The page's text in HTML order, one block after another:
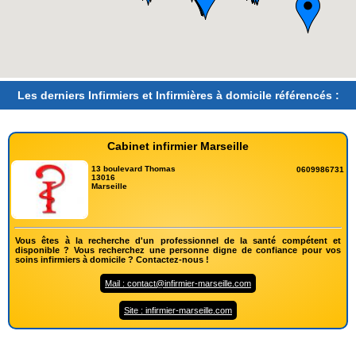
Les derniers Infirmiers et Infirmières à domicile référencés :
Cabinet infirmier Marseille
13 boulevard Thomas
13016
Marseille
0609986731
Vous êtes à la recherche d'un professionnel de la santé compétent et
disponible ? Vous recherchez une personne digne de confiance pour vos
soins infirmiers à domicile ? Contactez-nous !
Mail : contact@infirmier-marseille.com
Site : infirmier-marseille.com